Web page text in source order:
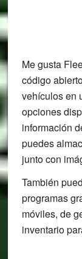
Me gusta
código
vehículos en
opciones
información
puedes
junto con
También
programas
móviles, de
inventario